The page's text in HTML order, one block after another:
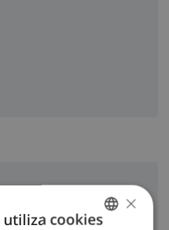
×
utiliza cookies